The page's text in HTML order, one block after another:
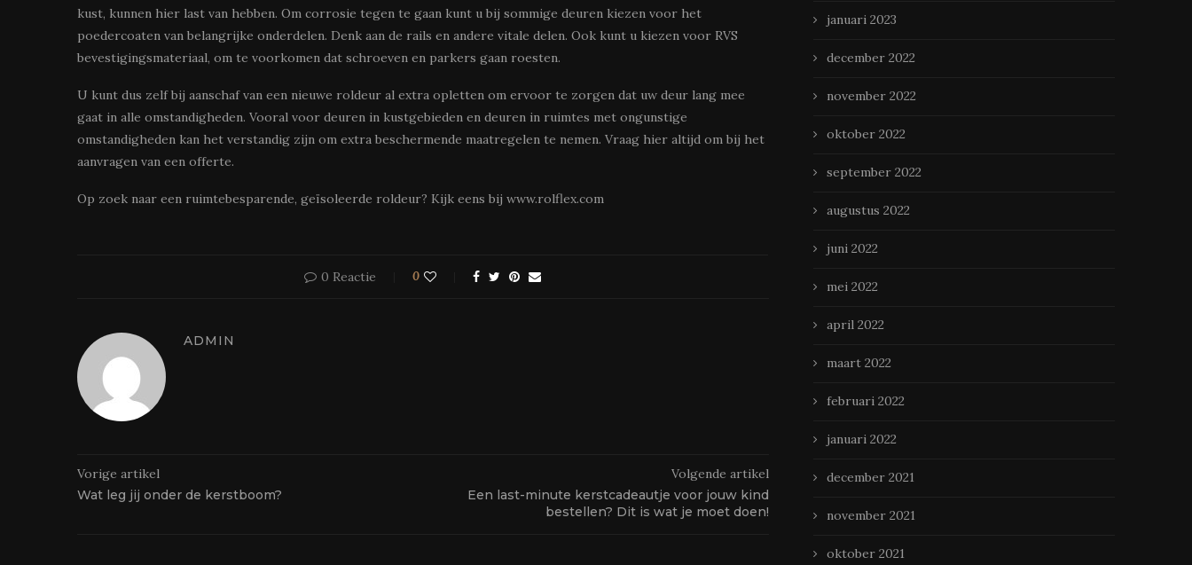
kust, kunnen hier last van hebben. Om corrosie tegen te gaan kunt u bij sommige deuren kiezen voor het
poedercoaten van belangrijke onderdelen. Denk aan de rails en andere vitale delen. Ook kunt u kiezen voor RVS
bevestigingsmateriaal, om te voorkomen dat schroeven en parkers gaan roesten.
U kunt dus zelf bij aanschaf van een nieuwe roldeur al extra opletten om ervoor te zorgen dat uw deur lang mee
gaat in alle omstandigheden. Vooral voor deuren in kustgebieden en deuren in ruimtes met ongunstige
omstandigheden kan het verstandig zijn om extra beschermende maatregelen te nemen. Vraag hier altijd om bij het
aanvragen van een offerte.
Op zoek naar een ruimtebesparende, geïsoleerde roldeur? Kijk eens bij www.rolflex.com
0 Reactie 0
ADMIN
Vorige artikel
Wat leg jij onder de kerstboom?
Volgende artikel
Een last-minute kerstcadeautje voor jouw kind
bestellen? Dit is wat je moet doen!
januari 2023
december 2022
november 2022
oktober 2022
september 2022
augustus 2022
juni 2022
mei 2022
april 2022
maart 2022
februari 2022
januari 2022
december 2021
november 2021
oktober 2021